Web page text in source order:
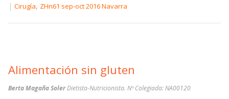
| Cirugía, ZHn61 sep-oct 2016 Navarra
Alimentación sin gluten
Berta Magaña SolerDietista-Nutricionista. Nº Colegiada: NA00120